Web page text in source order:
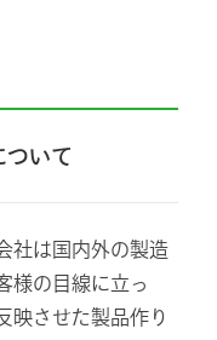
ついて
社は国内外の製造
様の目線に立っ
映させた製品作り